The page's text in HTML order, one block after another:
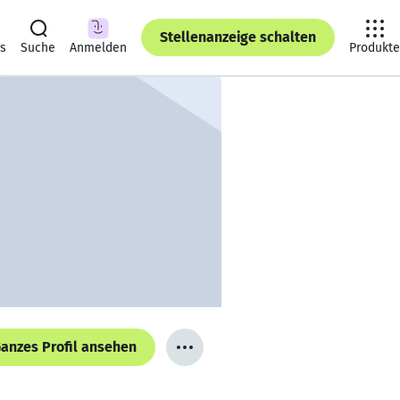
Suche Anmelden
Stellenanzeige schalten
Produkte
Profil ansehen